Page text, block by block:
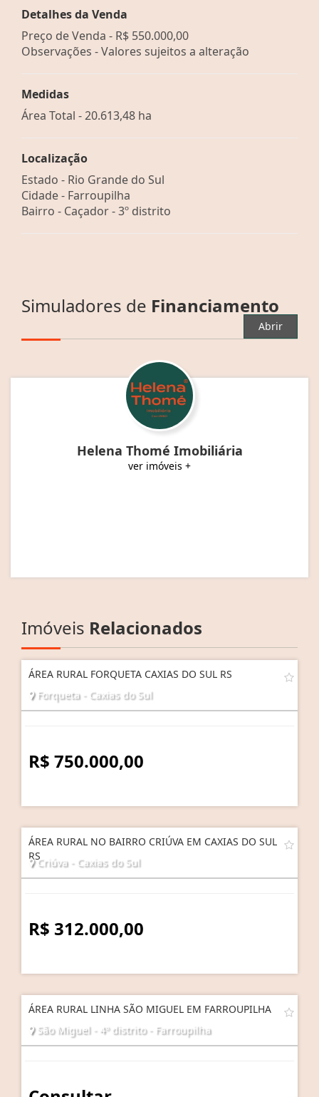
Detalhes da Venda
Preço de Venda - R$ 550.000,00
Observações - Valores sujeitos a alteração
Medidas
Área Total - 20.613,48 ha
Localização
Estado - Rio Grande do Sul
Cidade - Farroupilha
Bairro - Caçador - 3º distrito
Simuladores de Financiamento
Abrir
Helena Thomé Imobiliária
ver imóveis +
Imóveis Relacionados
ÁREA RURAL FORQUETA CAXIAS DO SUL RS
Forqueta - Caxias do Sul
R$ 750.000,00
ÁREA RURAL NO BAIRRO CRIÚVA EM CAXIAS DO SUL
RSCriúva - Caxias do Sul
R$ 312.000,00
ÁREA RURAL LINHA SÃO MIGUEL EM FARROUPILHA
São Miguel - 4º distrito - Farroupilha